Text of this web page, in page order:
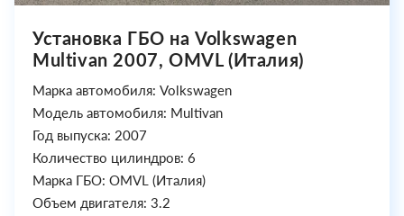
Установка ГБО на Volkswagen
Multivan 2007, OMVL (Италия)
Марка автомобиля: Volkswagen
Модель автомобиля: Multivan
Год выпуска: 2007
Количество цилиндров: 6
Марка ГБО: OMVL (Италия)
Объем двигателя: 3.2